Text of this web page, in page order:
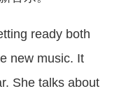
ready both
new music. It
She talks about